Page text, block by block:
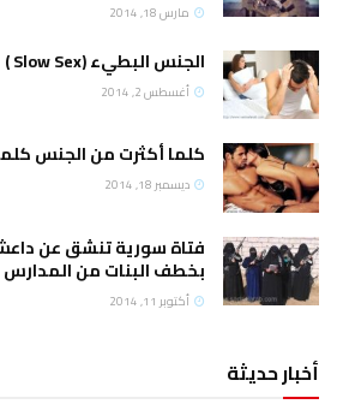
مارس 18, 2014
الجنس البطيء (Slow Sex )
أغسطس 2, 2014
كلما أكثرت من الجنس
ديسمبر 18, 2014
فتاة سورية تنشق عن
بخطف البنات من المدارس
أكتوبر 11, 2014
أخبار حديثة